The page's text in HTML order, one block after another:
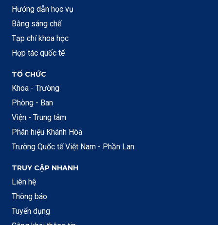
Hướng dẫn học vụ
Bằng sáng chế
Tạp chí khoa học
Hợp tác quốc tế
TỔ CHỨC
Khoa - Trường
Phòng - Ban
Viện - Trung tâm
Phân hiệu Khánh Hòa
Trường Quốc tế Việt Nam - Phần Lan
TRUY CẬP NHANH
Liên hệ
Thông báo
Tuyển dụng